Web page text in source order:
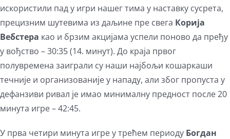
искористили пад у игри нашег тима у наставку сусрета,
прецизним шутевима из даљине пре свега Корија
Вебстера као и брзим акцијама успели поново да пређу
у вођство – 30:35 (14. минут). До краја првог
полувремена заиграли су наши најбољи кошаркаши
течније и организованије у нападу, али због пропуста у
дефанзиви ривал је имао минималну предност после 20
минута игре – 42:45.
У прва четири минута игре у трећем периоду Богдан